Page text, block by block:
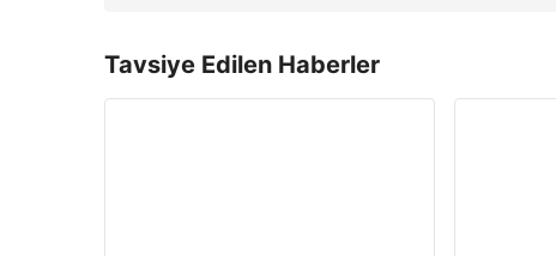
Tavsiye Edilen Haberler